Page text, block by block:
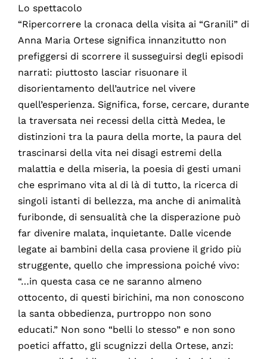
Lo spettacolo
“Ripercorrere la cronaca della visita ai “Granili” di
Anna Maria Ortese significa innanzitutto non
prefiggersi di scorrere il susseguirsi degli episodi
narrati: piuttosto lasciar risuonare il
disorientamento dell’autrice nel vivere
quell’esperienza. Significa, forse, cercare, durante
la traversata nei recessi della città Medea, le
distinzioni tra la paura della morte, la paura del
trascinarsi della vita nei disagi estremi della
malattia e della miseria, la poesia di gesti umani
che esprimano vita al di là di tutto, la ricerca di
singoli istanti di bellezza, ma anche di animalità
furibonde, di sensualità che la disperazione può
far divenire malata, inquietante. Dalle vicende
legate ai bambini della casa proviene il grido più
struggente, quello che impressiona poiché vivo:
“…in questa casa ce ne saranno almeno
ottocento, di questi birichini, ma non conoscono
la santa obbedienza, purtroppo non sono
educati.” Non sono “belli lo stesso” e non sono
poetici affatto, gli scugnizzi della Ortese, anzi: